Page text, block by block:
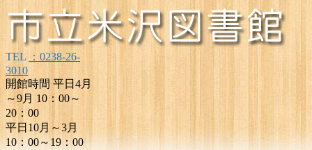
TEL
：0238-26-
3010
開館時間 平日4月
～9月 10：00～
20：00
平日10月～3月
10：00～19：00